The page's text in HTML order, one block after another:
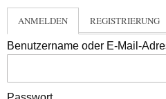
ANMELDEN REGISTRIERUNG
Benutzername oder E-Mail-